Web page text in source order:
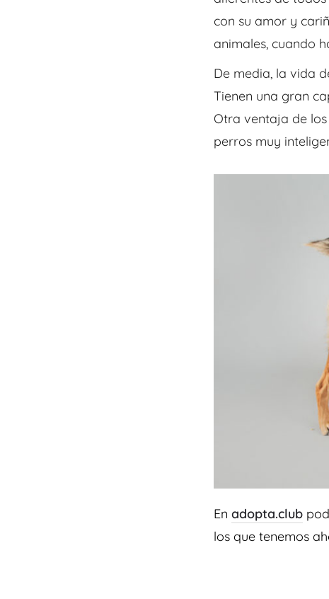
con su amor y
animales, cuando
De media, la vida
Tienen una gran
Otra ventaja de los
perros muy
En adopta.club
los que tenemos